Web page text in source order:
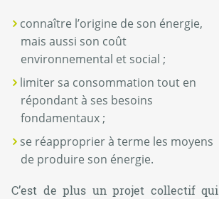
connaître l’origine de son énergie,
mais aussi son coût
environnemental et social ;
limiter sa consommation tout en
répondant à ses besoins
fondamentaux ;
se réapproprier à terme les moyens
de produire son énergie.
C’est de plus un projet collectif qui